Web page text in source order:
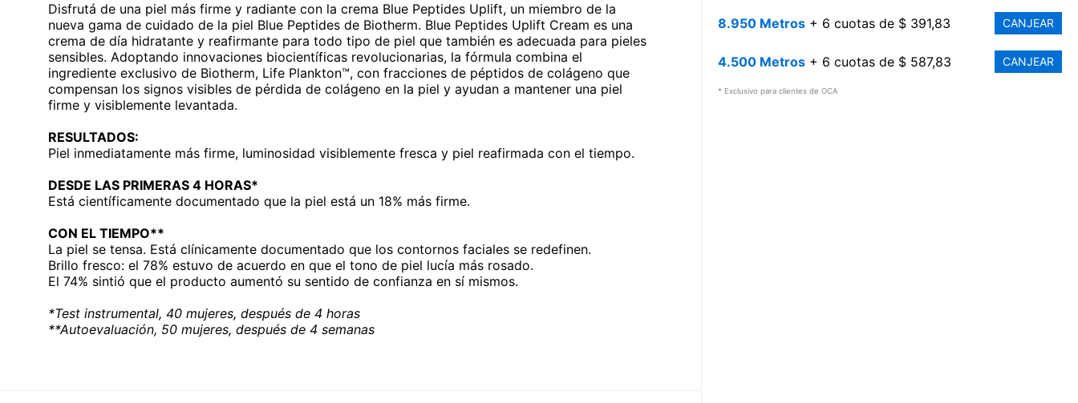
Disfrutá de una piel más firme y radiante con la crema Blue Peptides Uplift, un miembro de la
nueva gama de cuidado de la piel Blue Peptides de Biotherm. Blue Peptides Uplift Cream es una
crema de día hidratante y reafirmante para todo tipo de piel que también es adecuada para pieles
sensibles. Adoptando innovaciones biocientíficas revolucionarias, la fórmula combina el
ingrediente exclusivo de Biotherm, Life Plankton™, con fracciones de péptidos de colágeno que
compensan los signos visibles de pérdida de colágeno en la piel y ayudan a mantener una piel
firme y visiblemente levantada.
RESULTADOS:
Piel inmediatamente más firme, luminosidad visiblemente fresca y piel reafirmada con el tiempo.
DESDE LAS PRIMERAS 4 HORAS*
Está científicamente documentado que la piel está un 18% más firme.
CON EL TIEMPO**
La piel se tensa. Está clínicamente documentado que los contornos faciales se redefinen.
Brillo fresco: el 78% estuvo de acuerdo en que el tono de piel lucía más rosado.
El 74% sintió que el producto aumentó su sentido de confianza en sí mismos.
*Test instrumental, 40 mujeres, después de 4 horas
**Autoevaluación, 50 mujeres, después de 4 semanas
8.950 Metros+ 6 cuotas de $ 391,83 CANJEAR
4.500 Metros+ 6 cuotas de $ 587,83 CANJEAR
* Exclusivo para clientes de OCA